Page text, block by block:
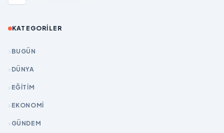
KATEGORILER
BUGÜN
DÜNYA
EĞİTİM
EKONOMİ
GÜNDEM